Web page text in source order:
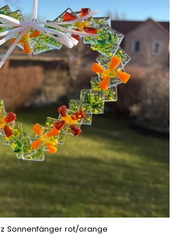
Sonnenfänger rot/orange